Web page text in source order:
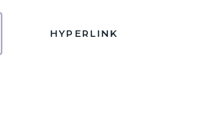
HYPERLINK